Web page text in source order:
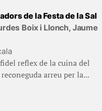
de la Festa de la Sal
Boix i Llonch, Jaume
reflex de la cuina del
arreu per la...